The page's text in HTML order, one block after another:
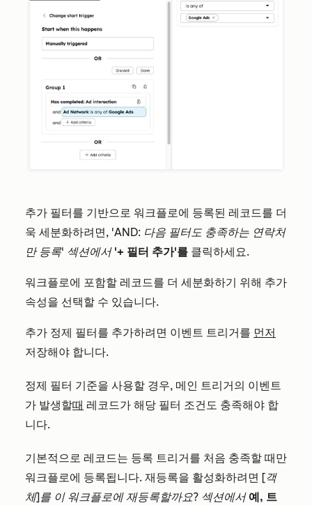
추가 필터를 기반으로 워크플로에 등록된 레코드를 더
욱 세분화하려면, 'AND: 다음 필터도 충족하는 연락처
만 등록' 섹션에서 '+ 필터 추가'를 클릭하세요.
워크플로에 포함할 레코드를 더 세분화하기 위해 추가
속성을 선택할 수 있습니다.
추가 정제 필터를 추가하려면 이벤트 트리거를 먼저
저장해야 합니다.
정제 필터 기준을 사용할 경우, 메인 트리거의 이벤트
가 발생할때 레코드가 해당 필터 조건도 충족해야 합
니다.
기본적으로 레코드는 등록 트리거를 처음 충족할 때만
워크플로에 등록됩니다. 재등록을 활성화하려면 [객
체]를 이 워크플로에 재등록할까요? 섹션에서 예, 트